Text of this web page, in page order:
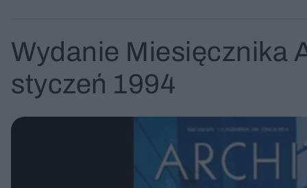
Wydanie Miesięcznika
styczeń 1994